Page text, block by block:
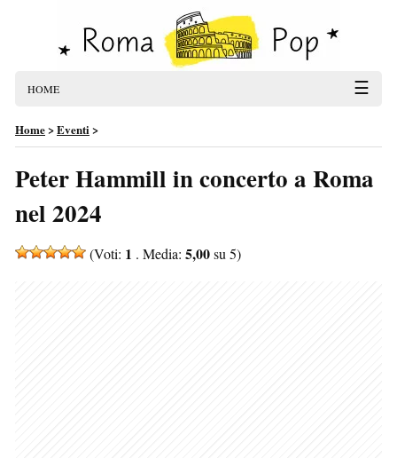
HOME ☰
Home>Eventi>
Peter Hammill in concerto a Roma
nel 2024
(Voti: 1 . Media: 5,00su 5)